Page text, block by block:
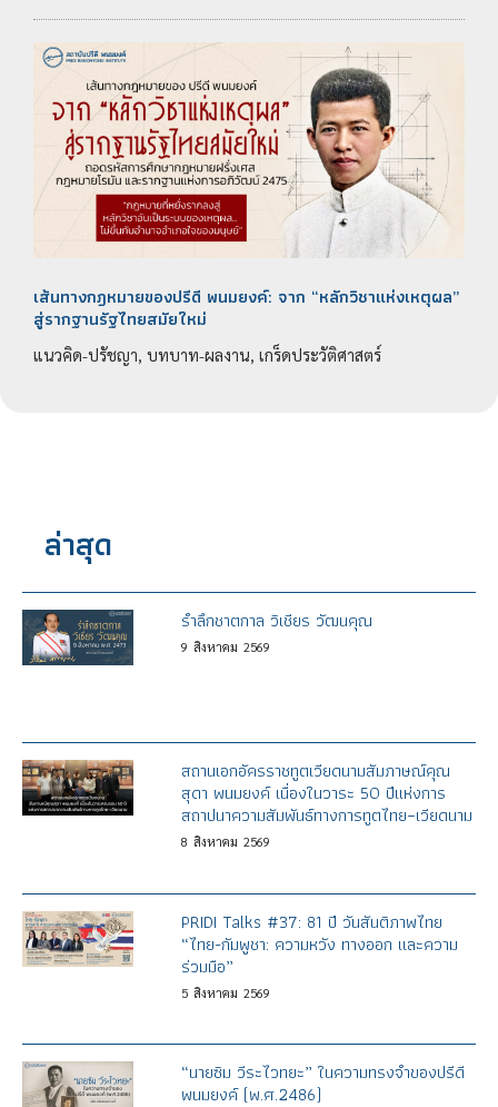
เส้นทางกฎหมายของปรีดี พนมยงค์: จาก “หลักวิชาแห่งเหตุผล”
สู่รากฐานรัฐไทยสมัยใหม่
แนวคิด-ปรัชญา, บทบาท-ผลงาน, เกร็ดประวัติศาสตร์
ล่าสุด
รำลึกชาตกาล วิเชียร วัฒนคุณ
9 สิงหาคม 2569
สถานเอกอัครราชทูตเวียดนามสัมภาษณ์คุณ
สุดา พนมยงค์ เนื่องในวาระ 50 ปีแห่งการ
สถาปนาความสัมพันธ์ทางการทูตไทย–เวียดนาม
8 สิงหาคม 2569
PRIDI Talks #37: 81 ปี วันสันติภาพไทย
“ไทย-กัมพูชา: ความหวัง ทางออก และความ
ร่วมมือ”
5 สิงหาคม 2569
“นายซิม วีระไวทยะ” ในความทรงจำของปรีดี
พนมยงค์ (พ.ศ.2486)